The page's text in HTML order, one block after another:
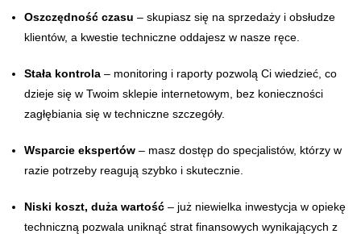
Oszczędność czasu – skupiasz się na sprzedaży i obsłudze
klientów, a kwestie techniczne oddajesz w nasze ręce.
Stała kontrola – monitoring i raporty pozwolą Ci wiedzieć, co
dzieje się w Twoim sklepie internetowym, bez konieczności
zagłębiania się w techniczne szczegóły.
Wsparcie ekspertów – masz dostęp do specjalistów, którzy w
razie potrzeby reagują szybko i skutecznie.
Niski koszt, duża wartość – już niewielka inwestycja w opiekę
techniczną pozwala uniknąć strat finansowych wynikających z